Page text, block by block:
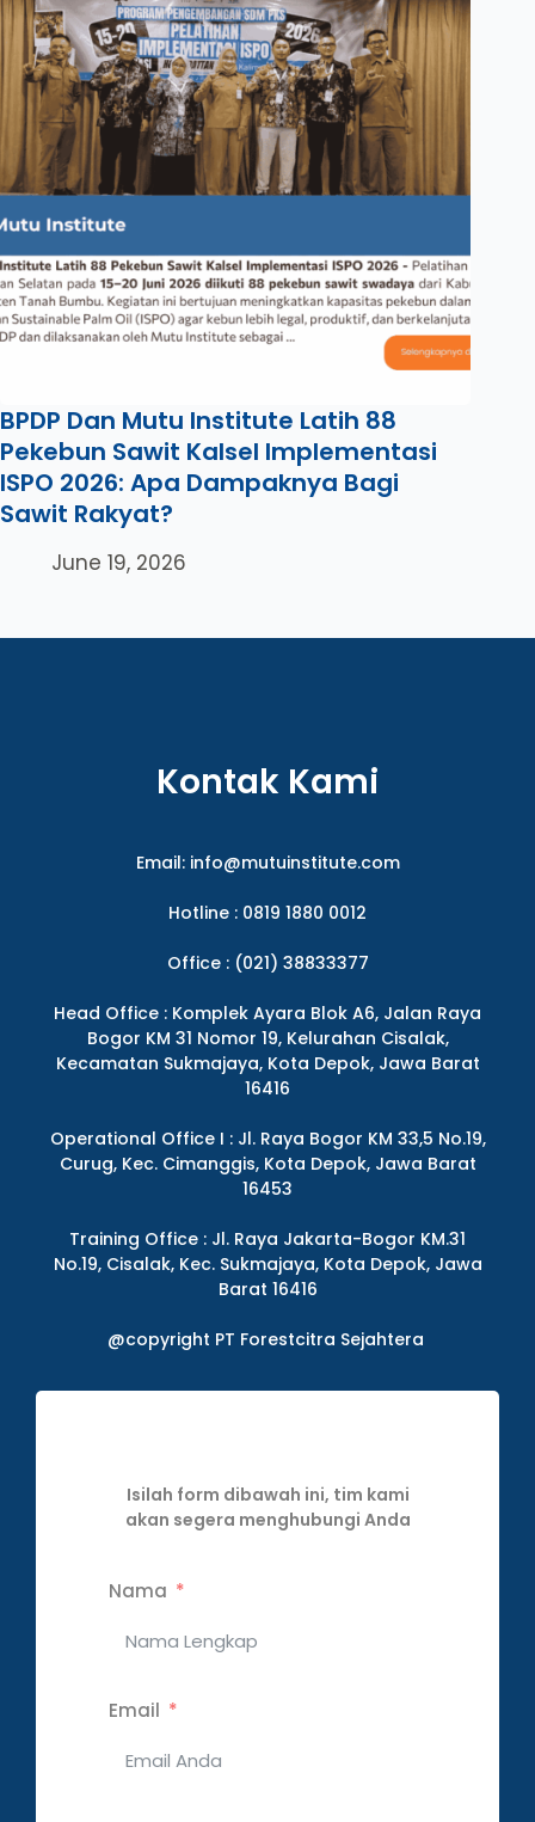
BPDP Dan Mutu Institute Latih 88
Pekebun Sawit Kalsel Implementasi
ISPO 2026: Apa Dampaknya Bagi
Sawit Rakyat?
June 19, 2026
Kontak Kami
Email: info@mutuinstitute.com
Hotline : 0819 1880 0012
Office : (021) 38833377
Head Office : Komplek Ayara Blok A6, Jalan Raya
Bogor KM 31 Nomor 19, Kelurahan Cisalak,
Kecamatan Sukmajaya, Kota Depok, Jawa Barat
16416
Operational Office I : Jl. Raya Bogor KM 33,5 No.19,
Curug, Kec. Cimanggis, Kota Depok, Jawa Barat
16453
Training Office : Jl. Raya Jakarta-Bogor KM.31
No.19, Cisalak, Kec. Sukmajaya, Kota Depok, Jawa
Barat 16416
@copyright PT Forestcitra Sejahtera
Isilah form dibawah ini, tim kami
akan segera menghubungi Anda
Nama
Email